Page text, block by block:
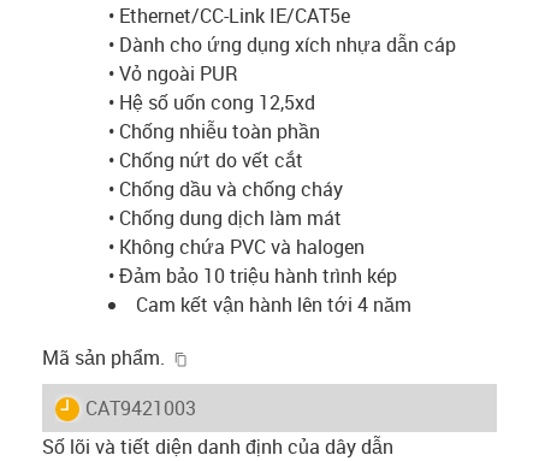
• Ethernet/CC-Link IE/CAT5e
• Dành cho ứng dụng xích nhựa dẫn cáp
• Vỏ ngoài PUR
• Hệ số uốn cong 12,5xd
• Chống nhiễu toàn phần
• Chống nứt do vết cắt
• Chống dầu và chống cháy
• Chống dung dịch làm mát
• Không chứa PVC và halogen
• Đảm bảo 10 triệu hành trình kép
Cam kết vận hành lên tới 4 năm
Mã sản phẩm.
igus-icon-lieferzeit
CAT9421003
Số lõi và tiết diện danh định của dây dẫn